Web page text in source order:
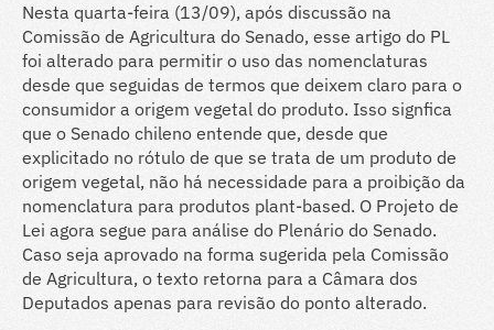
Nesta quarta-feira (13/09), após discussão na
Comissão de Agricultura do Senado, esse artigo do PL
foi alterado para permitir o uso das nomenclaturas
desde que seguidas de termos que deixem claro para o
consumidor a origem vegetal do produto. Isso signfica
que o Senado chileno entende que, desde que
explicitado no rótulo de que se trata de um produto de
origem vegetal, não há necessidade para a proibição da
nomenclatura para produtos plant-based. O Projeto de
Lei agora segue para análise do Plenário do Senado.
Caso seja aprovado na forma sugerida pela Comissão
de Agricultura, o texto retorna para a Câmara dos
Deputados apenas para revisão do ponto alterado.